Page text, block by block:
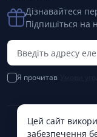
Дізнавайтеся
Підпишіться на
Я прочитав
Цей сайт
забезпечення